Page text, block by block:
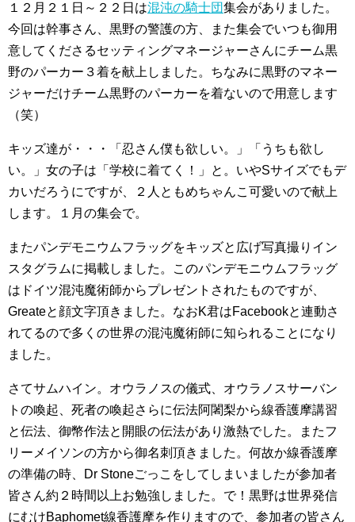
１２月２１日～２２日は混沌の騎士団集会がありました。
今回は幹事さん、黒野の警護の方、また集会でいつも御用
意してくださるセッティングマネージャーさんにチーム黒
野のパーカー３着を献上しました。ちなみに黒野のマネー
ジャーだけチーム黒野のパーカーを着ないので用意します
（笑）
キッズ達が・・・「忍さん僕も欲しい。」「うちも欲し
い。」女の子は「学校に着てく！」と。いやSサイズでもデ
カいだろうにですが、２人ともめちゃんこ可愛いので献上
します。１月の集会で。
またパンデモニウムフラッグをキッズと広げ写真撮りイン
スタグラムに掲載しました。このパンデモニウムフラッグ
はドイツ混沌魔術師からプレゼントされたものですが、
Greateと顔文字頂きました。なおK君はFacebookと連動さ
れてるので多くの世界の混沌魔術師に知られることになり
ました。
さてサムハイン。オウラノスの儀式、オウラノスサーバン
トの喚起、死者の喚起さらに伝法阿闍梨から線香護摩講習
と伝法、御幣作法と開眼の伝法があり激熱でした。またフ
リーメイソンの方から御名刺頂きました。何故か線香護摩
の準備の時、Dr Stoneごっこをしてしまいましたが参加者
皆さん約２時間以上お勉強しました。で！黒野は世界発信
にむけBaphomet線香護摩を作りますので、参加者の皆さん